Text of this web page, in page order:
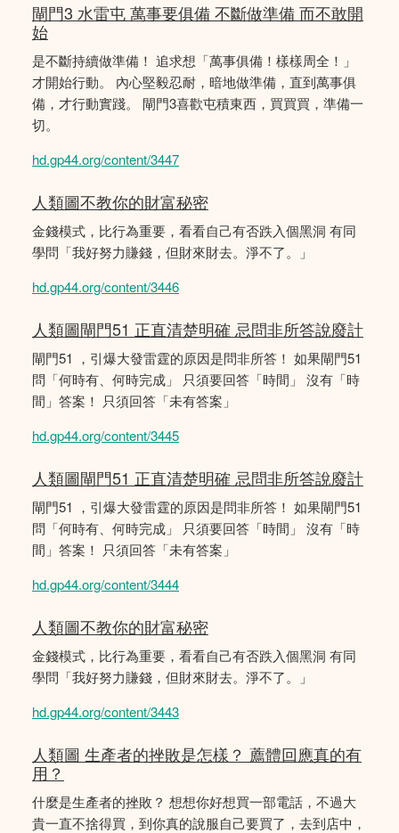
閘門3 水雷屯 萬事要俱備 不斷做準備 而不敢開
始
是不斷持續做準備！ 追求想「萬事俱備！樣樣周全！」
才開始行動。 內心堅毅忍耐，暗地做準備，直到萬事俱
備，才行動實踐。 閘門3喜歡屯積東西，買買買，準備一
切。
hd.gp44.org/content/3447
人類圖不教你的財富秘密
金錢模式，比行為重要，看看自己有否跌入個黑洞 有同
學問「我好努力賺錢，但財來財去。淨不了。」
hd.gp44.org/content/3446
人類圖閘門51 正直清楚明確 忌問非所答說廢計
閘門51 ，引爆大發雷霆的原因是問非所答！ 如果閘門51
問「何時有、何時完成」 只須要回答「時間」 沒有「時
間」答案！ 只須回答「未有答案」
hd.gp44.org/content/3445
人類圖閘門51 正直清楚明確 忌問非所答說廢計
閘門51 ，引爆大發雷霆的原因是問非所答！ 如果閘門51
問「何時有、何時完成」 只須要回答「時間」 沒有「時
間」答案！ 只須回答「未有答案」
hd.gp44.org/content/3444
人類圖不教你的財富秘密
金錢模式，比行為重要，看看自己有否跌入個黑洞 有同
學問「我好努力賺錢，但財來財去。淨不了。」
hd.gp44.org/content/3443
人類圖 生產者的挫敗是怎樣？ 薦體回應真的有
用？
什麼是生產者的挫敗？ 想想你好想買一部電話，不過大
貴一直不捨得買，到你真的說服自己要買了，去到店中，